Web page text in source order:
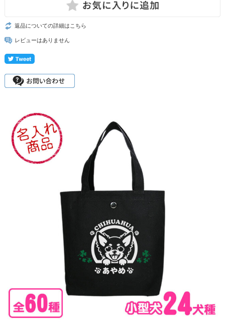
返品についての詳細はこちら
レビューはありません